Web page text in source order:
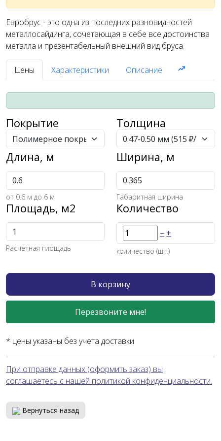
Евробрус - это одна из последних разновидностей
металлосайдинга, сочетающая в себе все достоинства
металла и презентабельный внешний вид бруса.
Цены Характеристики Описание
Покрытие Толщина
Длина, м
от 0.6 м до 6 м
Ширина, м
Габаритная ширина
Площадь, м2
Расчетная площадь
Количество
− +
количество (шт.)
В корзину
Перезвоните мне!
* цены указаны без учета доставки
При отправке данных (оформить заказ) вы
соглашаетесь с нашей политикой конфиденциальности.
Вернуться назад